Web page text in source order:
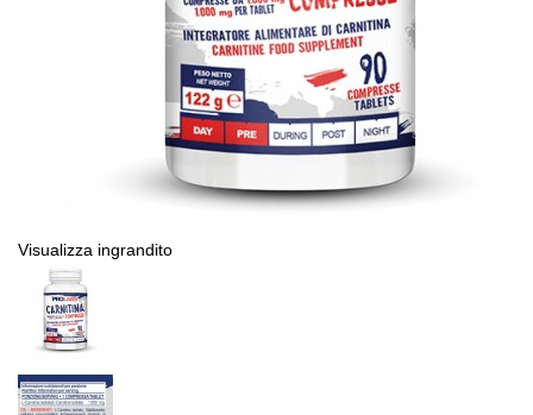
Visualizza ingrandito